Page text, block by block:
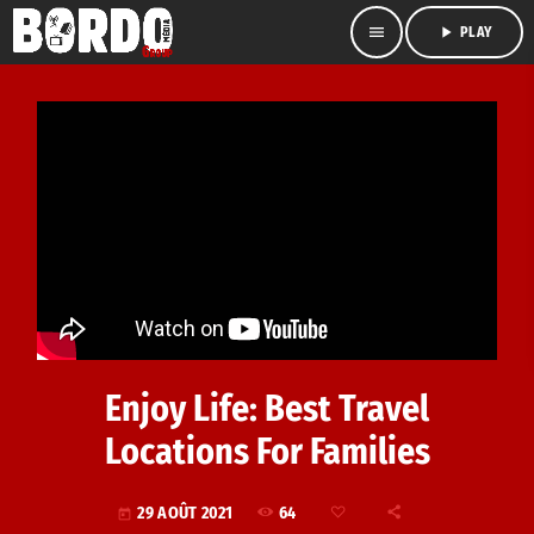
menu play_arrow PLAY
Enjoy Life: Best Travel
Locations For Families
today 29 AOÛT 2021 64